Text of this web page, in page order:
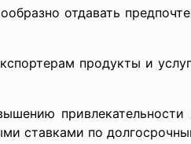
отдавать
продукты и
ставками по